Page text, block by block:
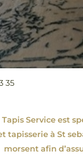
35
Tapis Service est
tapisserie à St
morsent afin